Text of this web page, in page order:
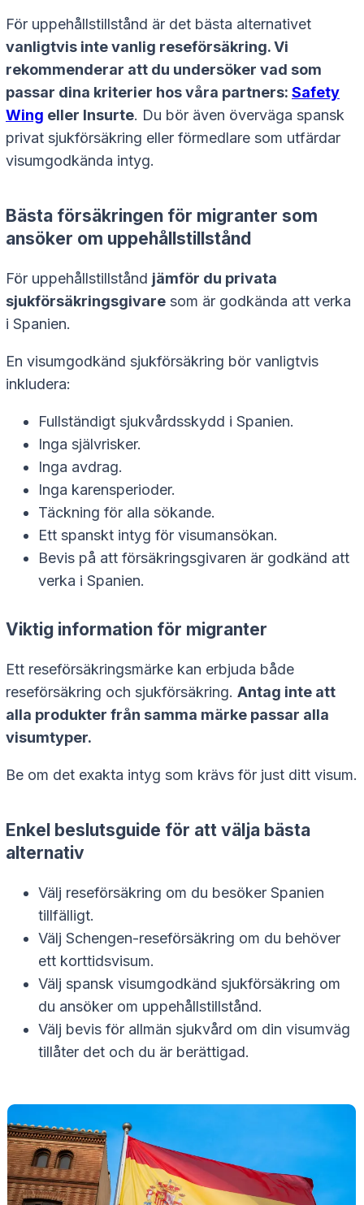
För uppehållstillstånd är det bästa alternativet
vanligtvis inte vanlig reseförsäkring. Vi
rekommenderar att du undersöker vad som
passar dina kriterier hos våra partners: Safety
Wing eller Insurte. Du bör även överväga spansk
privat sjukförsäkring eller förmedlare som utfärdar
visumgodkända intyg.
Bästa försäkringen för migranter som
ansöker om uppehållstillstånd
För uppehållstillstånd jämför du privata
sjukförsäkringsgivare som är godkända att verka
i Spanien.
En visumgodkänd sjukförsäkring bör vanligtvis
inkludera:
Fullständigt sjukvårdsskydd i Spanien.
Inga självrisker.
Inga avdrag.
Inga karensperioder.
Täckning för alla sökande.
Ett spanskt intyg för visumansökan.
Bevis på att försäkringsgivaren är godkänd att
verka i Spanien.
Viktig information för migranter
Ett reseförsäkringsmärke kan erbjuda både
reseförsäkring och sjukförsäkring. Antag inte att
alla produkter från samma märke passar alla
visumtyper.
Be om det exakta intyg som krävs för just ditt visum.
Enkel beslutsguide för att välja bästa
alternativ
Välj reseförsäkring om du besöker Spanien
tillfälligt.
Välj Schengen-reseförsäkring om du behöver
ett korttidsvisum.
Välj spansk visumgodkänd sjukförsäkring om
du ansöker om uppehållstillstånd.
Välj bevis för allmän sjukvård om din visumväg
tillåter det och du är berättigad.